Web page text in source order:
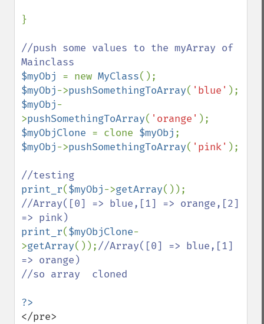
}
//push some values to the myArray of
$myObj = new MyClass
$myObj->pushSomethingToArray( 'blue'
$myObj-
>pushSomethingToArray( 'orange'
$myObjClone = clone $myObj
$myObj->pushSomethingToArray( 'pink' );
print_r($myObj->getArray
//Array([0] => blue,[1] => orange,[2]
print_r($myObjClone-
>getArray());//Array([0] => blue,[1]
=> orange)
//so array  cloned
</pre>